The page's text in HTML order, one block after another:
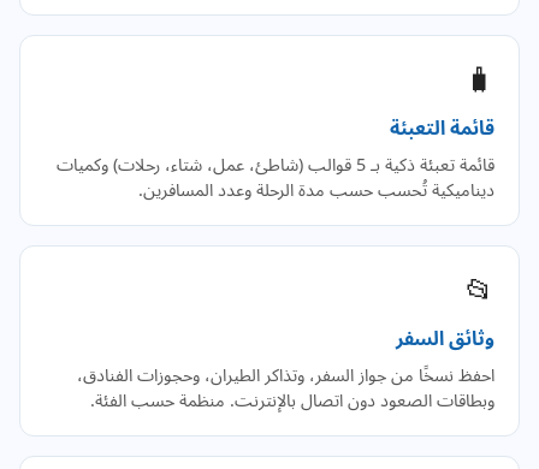
🧳
قائمة التعبئة
قائمة تعبئة ذكية بـ 5 قوالب (شاطئ، عمل، شتاء، رحلات) وكميات
ديناميكية تُحسب حسب مدة الرحلة وعدد المسافرين.
📂
وثائق السفر
احفظ نسخًا من جواز السفر، وتذاكر الطيران، وحجوزات الفنادق،
وبطاقات الصعود دون اتصال بالإنترنت. منظمة حسب الفئة.